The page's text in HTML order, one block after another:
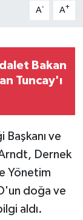
A- A+
Bakan
Tuncay'ı
Başkanı ve
Dernek
Yönetim
doğa ve
aldı.